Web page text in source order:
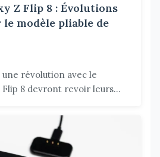
Z Flip 8 : Évolutions
modèle pliable de
révolution avec le
Flip 8 devront revoir leurs...